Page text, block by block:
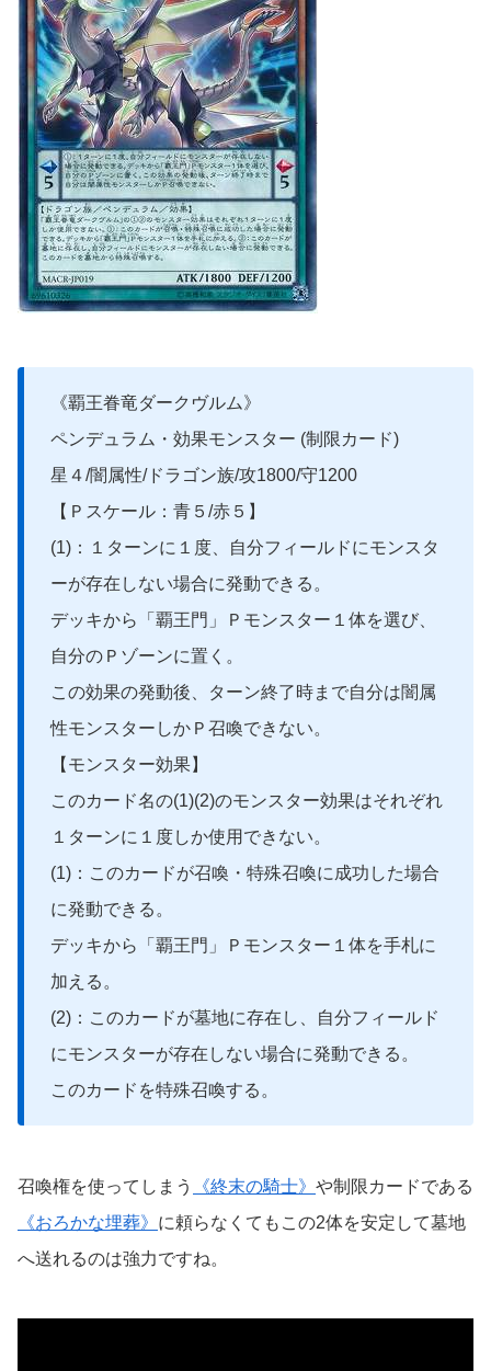
《覇王眷竜ダークヴルム》
ペンデュラム・効果モンスター (制限カード)
星４/闇属性/ドラゴン族/攻1800/守1200
【Ｐスケール：青５/赤５】
(1)：１ターンに１度、自分フィールドにモンスタ
ーが存在しない場合に発動できる。
デッキから「覇王門」Ｐモンスター１体を選び、
自分のＰゾーンに置く。
この効果の発動後、ターン終了時まで自分は闇属
性モンスターしかＰ召喚できない。
【モンスター効果】
このカード名の(1)(2)のモンスター効果はそれぞれ
１ターンに１度しか使用できない。
(1)：このカードが召喚・特殊召喚に成功した場合
に発動できる。
デッキから「覇王門」Ｐモンスター１体を手札に
加える。
(2)：このカードが墓地に存在し、自分フィールド
にモンスターが存在しない場合に発動できる。
このカードを特殊召喚する。
召喚権を使ってしまう 《終末の騎士》 や制限カードである
《おろかな埋葬》 に頼らなくてもこの2体を安定して墓地
へ送れるのは強力ですね。